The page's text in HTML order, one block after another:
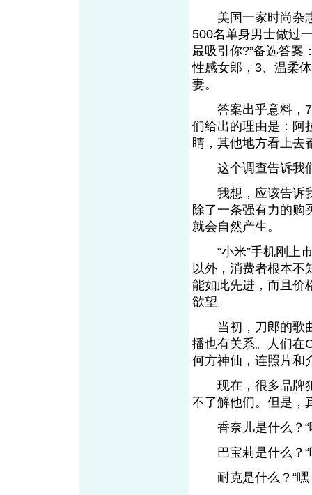
美国一家时尚杂志
500名单身男士做过
最吸引你?”备选答案
性感女郎，3、温柔
妻。
答案出乎意料，
们给出的理由是：阿
睛，其他地方看上去
这个调查告诉我
我想，应该告诉我
除了一条强有力的购
就会自然产生。
“小米”手机刚上市
以外，消费者根本不
能如此先进，而且价
欲望。
当初，刀郎的歌曲
播也有关系。人们在
何方神仙，连照片和
现在，很多品牌犯
不了解他们。但是，
香奈儿是什么？“
巴宝莉是什么？“
耐克是什么？“嘿